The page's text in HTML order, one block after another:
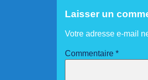
Laisser un
Votre adresse e-mail
Commentaire *